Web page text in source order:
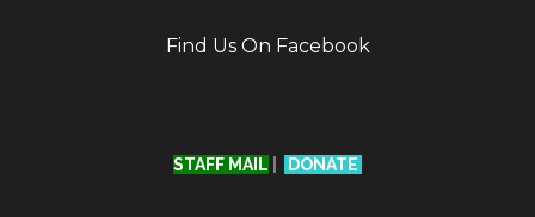
Find Us On Facebook
STAFF MAIL DONATE